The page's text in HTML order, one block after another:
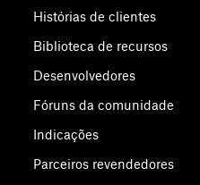
Histórias de clientes
Biblioteca de recursos
Desenvolvedores
Fóruns da comunidade
Indicações
Parceiros revendedores